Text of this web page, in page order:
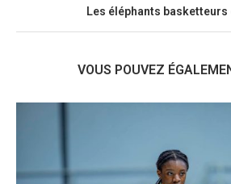
Les éléphants
VOUS POUVEZ